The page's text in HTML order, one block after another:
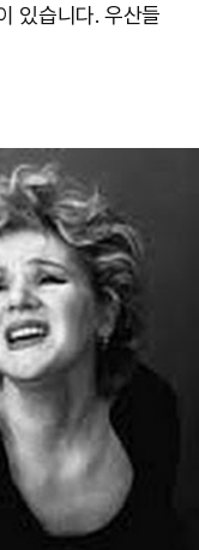
있습니다. 우산들